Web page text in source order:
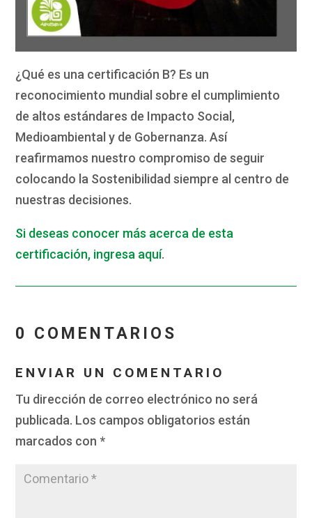
¿Qué es una certificación B? Es un
reconocimiento mundial sobre el cumplimiento
de altos estándares de Impacto Social,
Medioambiental y de Gobernanza. Así
reafirmamos nuestro compromiso de seguir
colocando la Sostenibilidad siempre al centro de
nuestras decisiones.
Si deseas conocer más acerca de esta
certificación, ingresa aquí.
0 COMENTARIOS
ENVIAR UN COMENTARIO
Tu dirección de correo electrónico no será
publicada. Los campos obligatorios están
marcados con *